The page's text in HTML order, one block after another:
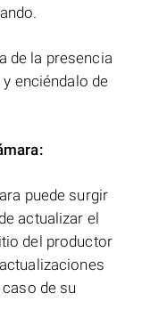
de la presencia
enciéndalo de
puede surgir
actualizar el
del productor
de su